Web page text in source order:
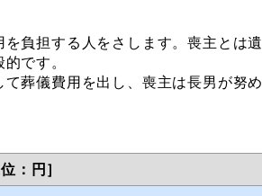
負担する人をさします。喪主とは遺
です。
葬儀費用を出し、喪主は長男が努め
：円］